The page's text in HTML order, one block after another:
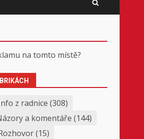
na tomto místě?
z radnice (308)
a komentáře (144)
(15)